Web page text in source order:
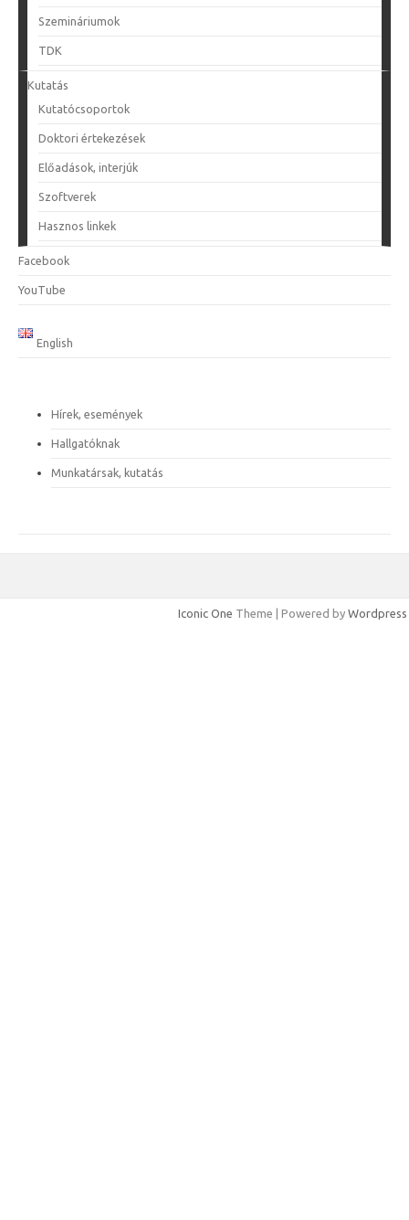
Szemináriumok
TDK
Kutatás
Kutatócsoportok
Doktori értekezések
Előadások, interjúk
Szoftverek
Hasznos linkek
Facebook
YouTube
English
Hírek, események
Hallgatóknak
Munkatársak, kutatás
Iconic One Theme | Powered by Wordpress